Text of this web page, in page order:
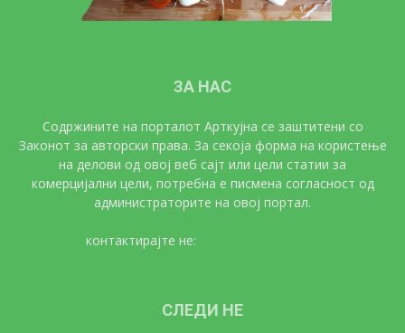
ЗА НАС
Содржините на порталот Арткујна се заштитени со
Законот за авторски права. За секоја форма на користење
на делови од овој веб сајт или цели статии за
комерцијални цели, потребна е писмена согласност од
администраторите на овој портал.
контактирајте не:
СЛЕДИ НЕ